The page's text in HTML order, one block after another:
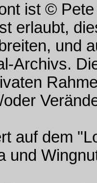
ist ©
erlaubt,
und
Archivs.
auf dem
und